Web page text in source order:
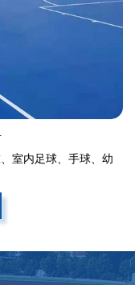
室内足球、手球、幼